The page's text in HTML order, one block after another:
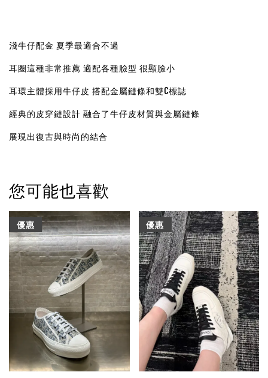
淺牛仔配金 夏季最適合不過
耳圈這種非常推薦 適配各種臉型 很顯臉小
耳環主體採用牛仔皮 搭配金屬鏈條和雙C標誌
經典的皮穿鏈設計 融合了牛仔皮材質與金屬鏈條
展現出復古與時尚的結合
您可能也喜歡
優惠 優惠